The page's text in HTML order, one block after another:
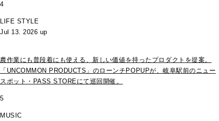
4
LIFE STYLE
Jul 13. 2026 up
農作業にも普段着にも使える、新しい価値を持ったプロダクトを提案。
「UNCOMMON PRODUCTS」のローンチPOPUPが、岐阜駅前のニュー
スポット・PASS STOREにて巡回開催。
5
MUSIC